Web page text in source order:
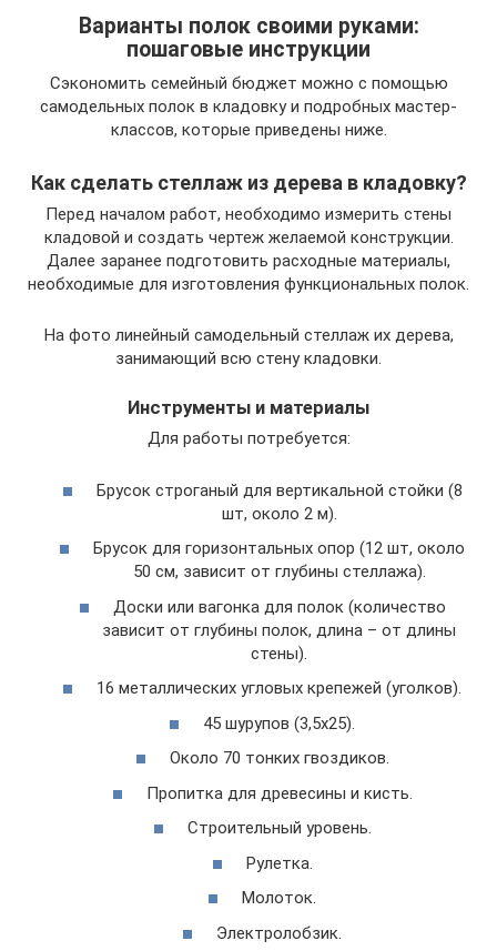
Варианты полок своими руками:
пошаговые инструкции
Сэкономить семейный бюджет можно с помощью
самодельных полок в кладовку и подробных мастер-
классов, которые приведены ниже.
Как сделать стеллаж из дерева в кладовку?
Перед началом работ, необходимо измерить стены
кладовой и создать чертеж желаемой конструкции.
Далее заранее подготовить расходные материалы,
необходимые для изготовления функциональных полок.
На фото линейный самодельный стеллаж их дерева,
занимающий всю стену кладовки.
Инструменты и материалы
Для работы потребуется:
Брусок строганый для вертикальной стойки (8
шт, около 2 м).
Брусок для горизонтальных опор (12 шт, около
50 см, зависит от глубины стеллажа).
Доски или вагонка для полок (количество
зависит от глубины полок, длина – от длины
стены).
16 металлических угловых крепежей (уголков).
45 шурупов (3,5х25).
Около 70 тонких гвоздиков.
Пропитка для древесины и кисть.
Строительный уровень.
Рулетка.
Молоток.
Электролобзик.